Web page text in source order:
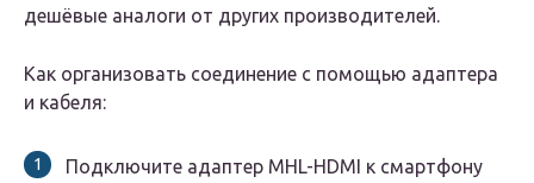
дешёвые аналоги от других производителей.
Как организовать соединение с помощью адаптера
и кабеля:
Подключите адаптер MHL-HDMI к смартфону